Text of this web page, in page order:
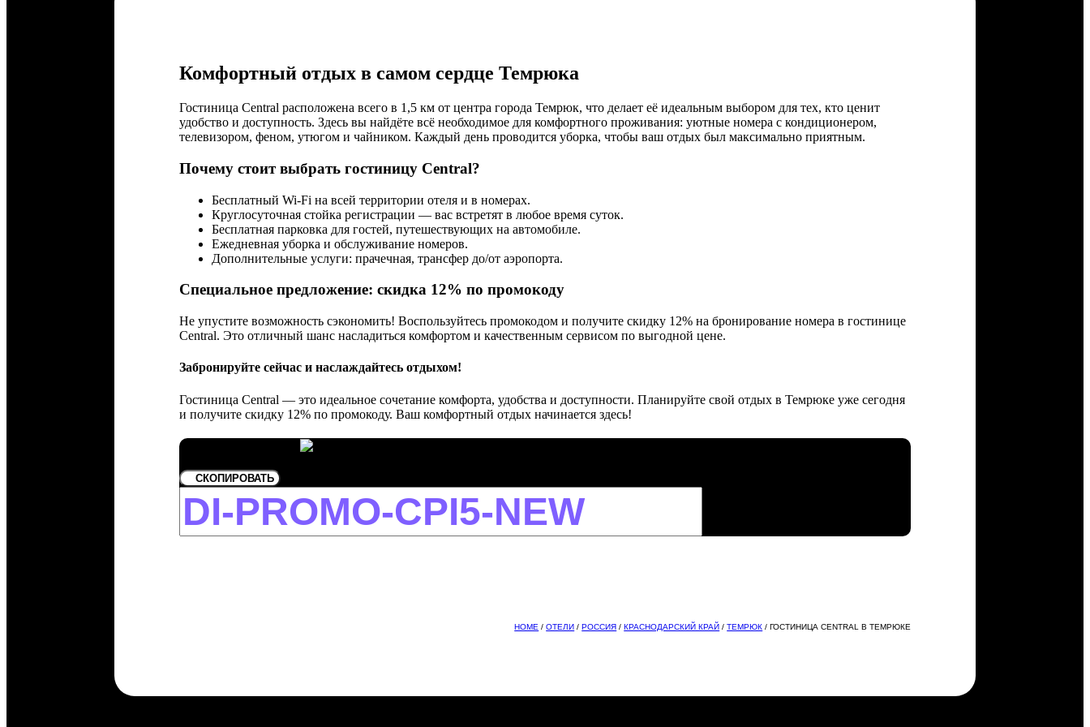
Комфортный отдых в самом сердце Темрюка
Гостиница Central расположена всего в 1,5 км от центра города Темрюк, что делает её идеальным выбором для тех, кто ценит
удобство и доступность. Здесь вы найдёте всё необходимое для комфортного проживания: уютные номера с кондиционером,
телевизором, феном, утюгом и чайником. Каждый день проводится уборка, чтобы ваш отдых был максимально приятным.
Почему стоит выбрать гостиницу Central?
Бесплатный Wi-Fi на всей территории отеля и в номерах.
Круглосуточная стойка регистрации — вас встретят в любое время суток.
Бесплатная парковка для гостей, путешествующих на автомобиле.
Ежедневная уборка и обслуживание номеров.
Дополнительные услуги: прачечная, трансфер до/от аэропорта.
Специальное предложение: скидка 12% по промокоду
Не упустите возможность сэкономить! Воспользуйтесь промокодом и получите скидку 12% на бронирование номера в гостинице
Central. Это отличный шанс насладиться комфортом и качественным сервисом по выгодной цене.
Забронируйте сейчас и наслаждайтесь отдыхом!
Гостиница Central — это идеальное сочетание комфорта, удобства и доступности. Планируйте свой отдых в Темрюке уже сегодня
и получите скидку 12% по промокоду. Ваш комфортный отдых начинается здесь!
СКОПИРОВАТЬ
HOME /ОТЕЛИ /РОССИЯ /КРАСНОДАРСКИЙ КРАЙ /ТЕМРЮК / ГОСТИНИЦА CENTRAL В ТЕМРЮКЕ